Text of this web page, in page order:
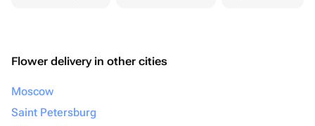
Flower delivery in other cities
Moscow
Saint Petersburg